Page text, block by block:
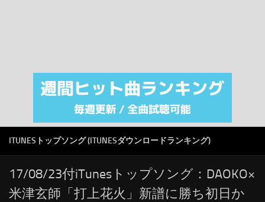
注目カテゴリ
オリジナルiTunes週間トップソング
RSS
LINKS
ITUNESトップソング (ITUNESダウンロードランキング)
17/08/23付iTunesトップソング：DAOKO×
米津玄師「打上花火」新譜に勝ち初日か